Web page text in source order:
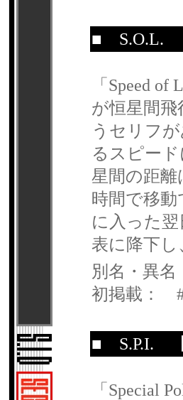
■ S.O.L.
「Speed
が恒星間飛
うセリフ
るスピー
星間の距
時間で移
に入った
表に降下
別名・異
初掲載：
■ S.P.I. 【
「Special